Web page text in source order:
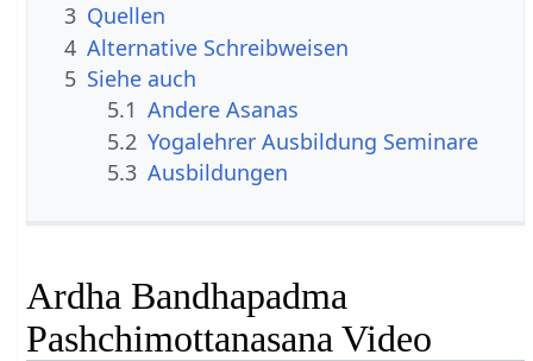
3 Quellen
4 Alternative Schreibweisen
5 Siehe auch
5.1 Andere Asanas
5.2 Yogalehrer Ausbildung Seminare
5.3 Ausbildungen
Ardha Bandhapadma
Pashchimottanasana Video